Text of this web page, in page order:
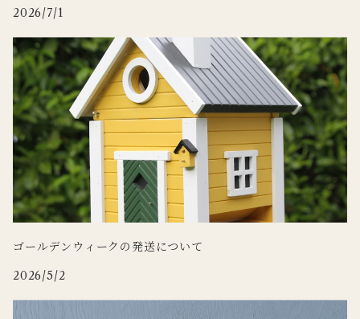
WILDLIFE GARDEN
tronco
Doing
Zafferano
2026/7/1
ゴールデンウィークの発送について
2026/5/2